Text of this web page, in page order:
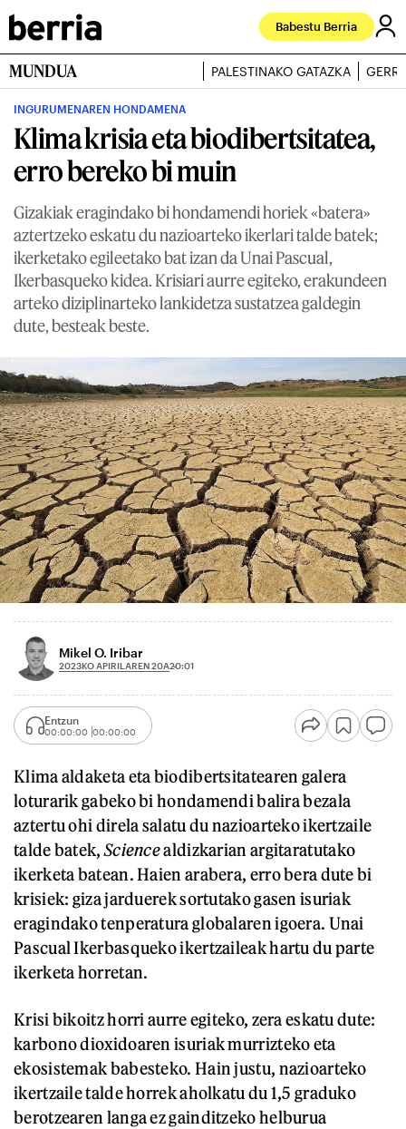
Babestu Berria
MUNDUA PALESTINAKO GATAZKA
INGURUMENAREN HONDAMENA
Klima krisia eta biodibertsitatea,
erro bereko bi muin
Gizakiak eragindako bi hondamendi horiek «batera»
aztertzeko eskatu du nazioarteko ikerlari talde batek;
ikerketako egileetako bat izan da Unai Pascual,
Ikerbasqueko kidea. Krisiari aurre egiteko, erakundeen
arteko diziplinarteko lankidetza sustatzea galdegin
dute, besteak beste.
Mikel O. Iribar
2023KO APIRILAREN 20A20:01
Entzun
00:00:00 00:00:00
Klima aldaketa eta biodibertsitatearen galera
loturarik gabeko bi hondamendi balira bezala
aztertu ohi direla salatu du nazioarteko ikertzaile
talde batek,Sciencealdizkarian argitaratutako
ikerketa batean. Haien arabera, erro bera dute bi
krisiek: giza jarduerek sortutako gasen isuriak
eragindako tenperatura globalaren igoera. Unai
Pascual Ikerbasqueko ikertzaileak hartu du parte
ikerketa horretan.
Krisi bikoitz horri aurre egiteko, zera eskatu dute:
karbono dioxidoaren isuriak murrizteko eta
ekosistemak babesteko. Hain justu, nazioarteko
ikertzaile talde horrek aholkatu du 1,5 graduko
berotzearen langa ez gainditzeko helburua